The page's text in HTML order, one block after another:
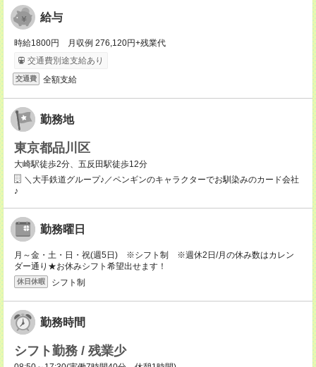
給与
時給1800円 月収例 276,120円+残業代
交通費別途支給あり
交通費 全額支給
勤務地
東京都品川区
大崎駅徒歩2分、五反田駅徒歩12分
＼大手鉄道グループ♪／ペンギンのキャラクターでお馴染みのカード会社
♪
勤務曜日
月～金・土・日・祝(週5日) ※シフト制 ※週休2日/月の休み数はカレン
ダー通り★お休みシフト希望出せます！
休日休暇 シフト制
勤務時間
シフト勤務 / 残業少